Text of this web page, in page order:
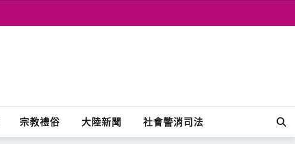
宗教禮俗 大陸新聞 社會警消司法